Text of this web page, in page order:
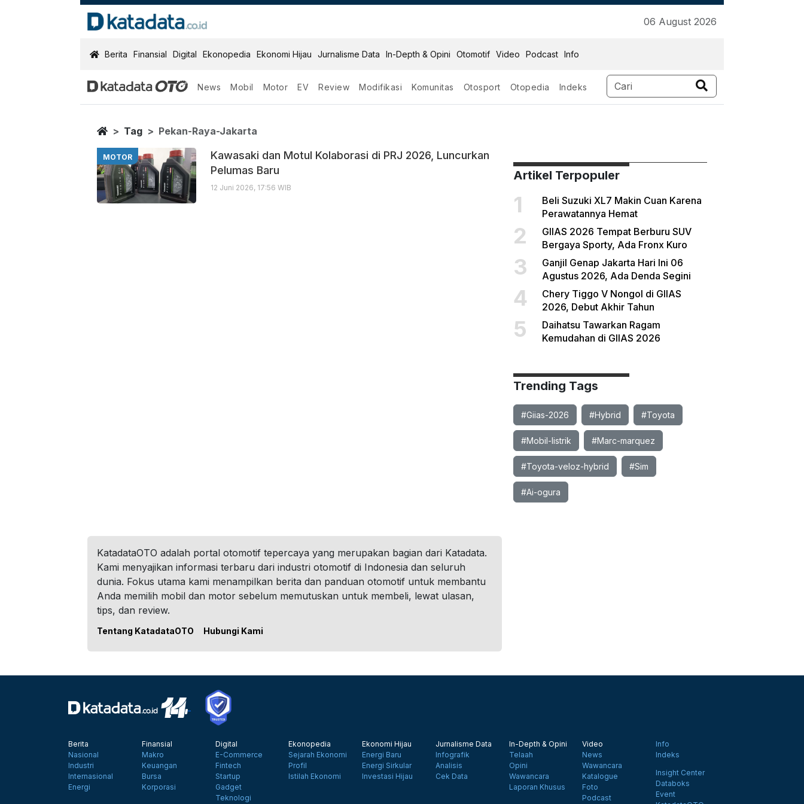
06 August 2026
KatadataOTO
Berita Finansial Digital Ekonopedia Ekonomi Hijau Jurnalisme Data In-Depth & Opini Otomotif Video Podcast Info
News Mobil Motor EV Review Modifikasi Komunitas Otosport Otopedia Indeks
Pekan Raya Jakarta
Berita Terbaru
Home
Tag Pekan-Raya-Jakarta
MOTOR
Kawasaki dan Motul Kolaborasi di PRJ 2026, Luncurkan
Pelumas Baru
12 Juni 2026, 17:56 WIB
Artikel Terpopuler
1
Beli Suzuki XL7 Makin Cuan Karena
Perawatannya Hemat
2
GIIAS 2026 Tempat Berburu SUV
Bergaya Sporty, Ada Fronx Kuro
3
Ganjil Genap Jakarta Hari Ini 06
Agustus 2026, Ada Denda Segini
4
Chery Tiggo V Nongol di GIIAS
2026, Debut Akhir Tahun
5
Daihatsu Tawarkan Ragam
Kemudahan di GIIAS 2026
Trending Tags
#Giias-2026 #Hybrid #Toyota
#Mobil-listrik #Marc-marquez
#Toyota-veloz-hybrid #Sim
#Ai-ogura
KatadataOTO adalah portal otomotif tepercaya yang merupakan bagian dari Katadata.
Kami menyajikan informasi terbaru dari industri otomotif di Indonesia dan seluruh
dunia. Fokus utama kami menampilkan berita dan panduan otomotif untuk membantu
Anda memilih mobil dan motor sebelum memutuskan untuk membeli, lewat ulasan,
tips, dan review.
Tentang KatadataOTO Hubungi Kami
Berita
Nasional
Industri
Internasional
Energi
Finansial
Makro
Keuangan
Bursa
Korporasi
Digital
E-Commerce
Fintech
Startup
Gadget
Teknologi
Ekonopedia
Sejarah Ekonomi
Profil
Istilah Ekonomi
Ekonomi Hijau
Energi Baru
Energi Sirkular
Investasi Hijau
Jurnalisme Data
Infografik
Analisis
Cek Data
In-Depth & Opini
Telaah
Opini
Wawancara
Laporan Khusus
Video
News
Wawancara
Katalogue
Foto
Podcast
Info
Indeks
Insight Center
Databoks
Event